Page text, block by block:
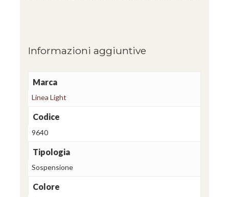
Informazioni aggiuntive
Marca
Linea Light
Codice
9640
Tipologia
Sospensione
Colore